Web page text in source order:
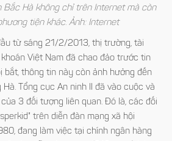
Bắc Hà không chỉ trên Internet mà còn
tiện khác. Ảnh: Internet
từ sáng 21/2/2013, thị trường, tài
Việt Nam đã chao đảo trước tin
bắt, thông tin này còn ảnh hưởng đến
Tổng cục An ninh II đã vào cuộc và
3 đối tượng liên quan. Đó là, các đối
trên diễn đàn mạng xã hội
đang làm việc tại chính ngân hàng